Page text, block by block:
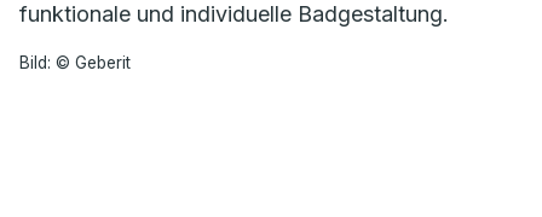
funktionale und individuelle Badgestaltung.
Bild: © Geberit